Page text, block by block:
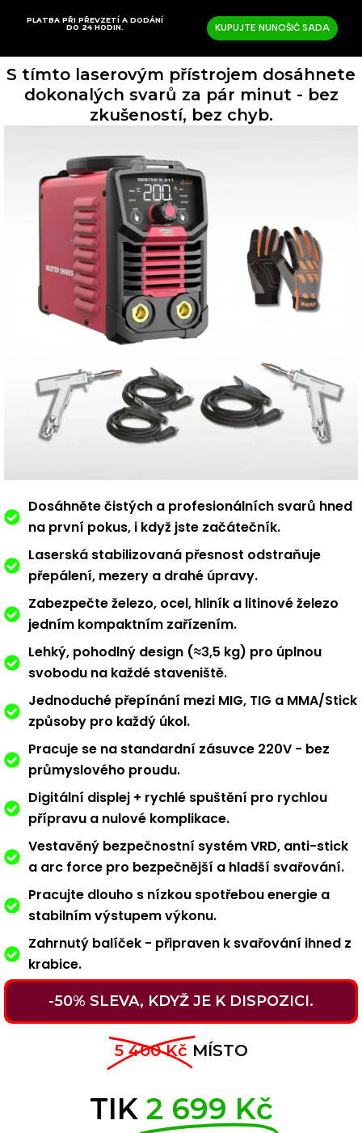
PLATBA PŘI PŘEVZETÍ A DODÁNÍ
DO 24 HODIN.
KUPUJTE NUNOŠIĆ SADA
S tímto laserovým přístrojem dosáhnete
dokonalých svarů za pár minut - bez
zkušeností, bez chyb.
Dosáhněte čistých a profesionálních svarů hned
na první pokus, i když jste začátečník.
Laserská stabilizovaná přesnost odstraňuje
přepálení, mezery a drahé úpravy.
Zabezpečte železo, ocel, hliník a litinové železo
jedním kompaktním zařízením.
Lehký, pohodlný design (≈3,5 kg) pro úplnou
svobodu na každé staveniště.
Jednoduché přepínání mezi MIG, TIG a MMA/Stick
způsoby pro každý úkol.
Pracuje se na standardní zásuvce 220V - bez
průmyslového proudu.
Digitální displej + rychlé spuštění pro rychlou
přípravu a nulové komplikace.
Vestavěný bezpečnostní systém VRD, anti-stick
a arc force pro bezpečnější a hladší svařování.
Pracujte dlouho s nízkou spotřebou energie a
stabilním výstupem výkonu.
Zahrnutý balíček - připraven k svařování ihned z
krabice.
-50% SLEVA, KDYŽ JE K DISPOZICI.
5 400 Kč MÍSTO
TIK 2 699 Kč